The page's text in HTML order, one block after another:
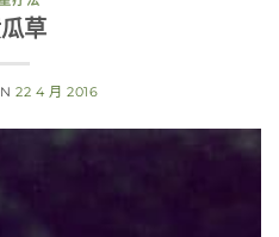
草
22 4 月 2016